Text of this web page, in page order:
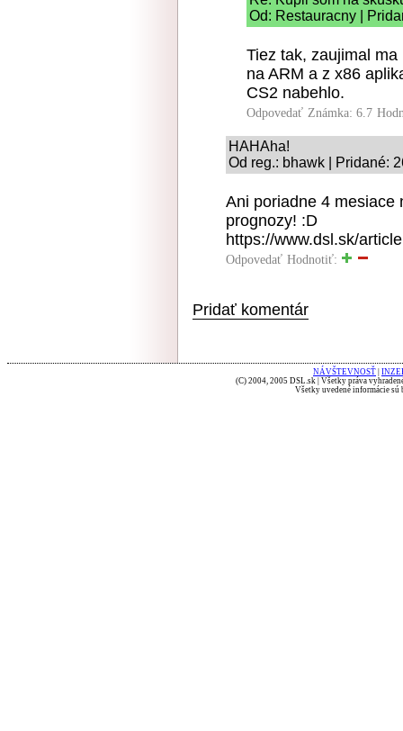
Od: Restauracny |
Tiez tak, zaujimal
na ARM a z x86
CS2 nabehlo.
Odpovedať Známka: 6.7
HAHAha!
Od reg.: bhawk | Pridané:
Ani poriadne 4 mesiace
prognozy! :D
https://www.dsl.sk/
Odpovedať Hodnotiť:
Pridať komentár
NÁVŠTEVNOSŤ
(C) 2004, 2005 DSL.sk | Všetky práva
Všetky uvedené informácie sú